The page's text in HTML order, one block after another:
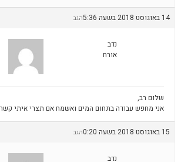
14 באוגוסט 2018 בשעה 5:36 הגב
נדב
אורח
שלום רב,
אני מחפש עבודה בתחום המים ואשמח אם תצרי איתי קשר 0524854468
15 באוגוסט 2018 בשעה 0:20 הגב
נדב